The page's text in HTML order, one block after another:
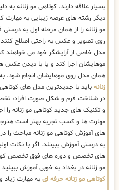
بسیار علاقه دارند. کوتاهی مو زنانه به
دیگر رشته های عرصه زیبایی به مهارت
مو زنانه را از همان مرحله اول به درستی
روی تصویر و عکس به راحتی اصلاح
مدل خاصی از آرایشگر خود می
موهایشان اجرا کند و یا با دیدن عکس
همان مدل روی موهایشان انجام شود.
زنانه باید با جدیدترین مدل های کوتاهی
در شناخت فرم و شکل صورت افراد،
و تکنیک های جدید کوتاهی مو زنانه را
مهارت ها و کسب تجربه بهتر است
های آموزش کوتاهی مو زنانه مباحث را در
به درستی آموزش ببینند. اگر با نکات
های تخصص و دوره های فوق تخصص
مو زنانه در بغداد به خوبی آموزش
کوتاهی مو زنانه حرفه ای به مهارت زیاد